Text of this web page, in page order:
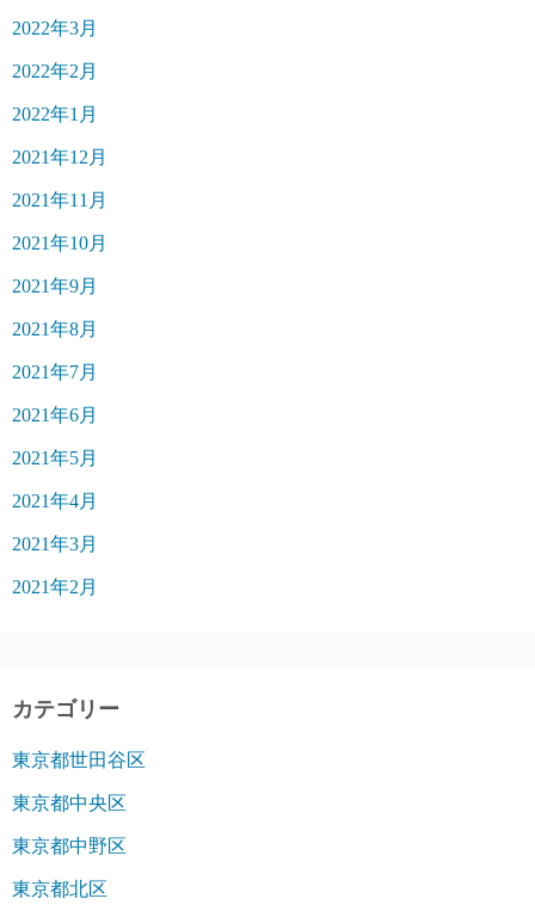
2022年3月
2022年2月
2022年1月
2021年12月
2021年11月
2021年10月
2021年9月
2021年8月
2021年7月
2021年6月
2021年5月
2021年4月
2021年3月
2021年2月
カテゴリー
東京都世田谷区
東京都中央区
東京都中野区
東京都北区